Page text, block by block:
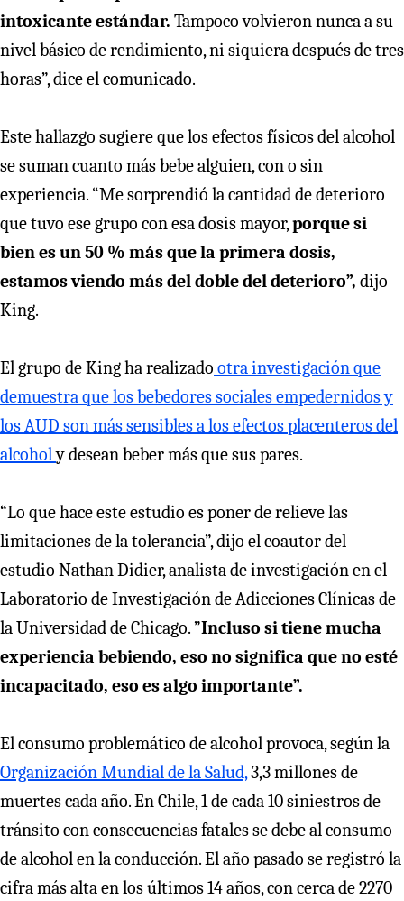
intoxicante estándar. Tampoco volvieron nunca a su
nivel básico de rendimiento, ni siquiera después de tres
horas”, dice el comunicado.
Este hallazgo sugiere que los efectos físicos del alcohol
se suman cuanto más bebe alguien, con o sin
experiencia. “Me sorprendió la cantidad de deterioro
que tuvo ese grupo con esa dosis mayor,porque si
bien es un 50 % más que la primera dosis,
estamos viendo más del doble del deterioro”, dijo
King.
El grupo de King ha realizado otra investigación que
demuestra que los bebedores sociales empedernidos y
los AUD son más sensibles a los efectos placenteros del
alcoholy desean beber más que sus pares.
“Lo que hace este estudio es poner de relieve las
limitaciones de la tolerancia”, dijo el coautor del
estudio Nathan Didier, analista de investigación en el
Laboratorio de Investigación de Adicciones Clínicas de
la Universidad de Chicago. ”Incluso si tiene mucha
experiencia bebiendo, eso no significa que no esté
incapacitado, eso es algo importante”.
El consumo problemático de alcohol provoca, según la
Organización Mundial de la Salud,3,3 millones de
muertes cada año. En Chile, 1 de cada 10 siniestros de
tránsito con consecuencias fatales se debe al consumo
de alcohol en la conducción. El año pasado se registró la
cifra más alta en los últimos 14 años, con cerca de 2270